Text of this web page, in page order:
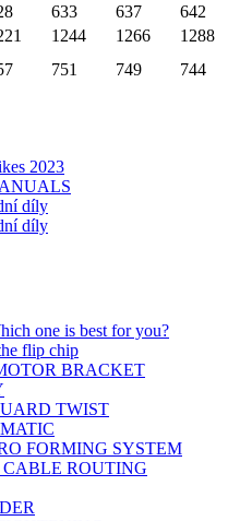
633 637
642
1244 1266
1288
751 749 744
2023
díly
díly
one is best for you?
flip chip
BRACKET
TWIST
FORMING SYSTEM
CABLE ROUTING